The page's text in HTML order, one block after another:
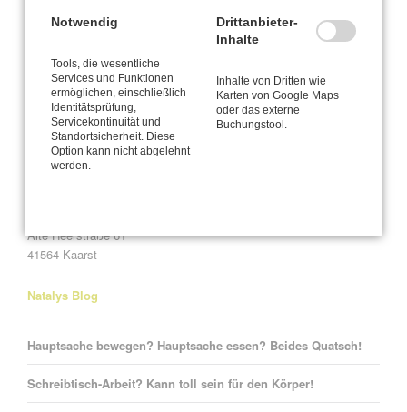
Büro und Postanschrift
CANTIENICA®-STUDIO Nataly Leufgen
Kaarst – Düsseldorf
Klausnerstraße 26
41564 Kaarst
Alte Heerstraße 61
41564 Kaarst
Natalys Blog
Hauptsache bewegen? Hauptsache essen? Beides Quatsch!
Schreibtisch-Arbeit? Kann toll sein für den Körper!
Notwendig
Tools, die wesentliche
Services und Funktionen
ermöglichen, einschließlich
Identitätsprüfung,
Servicekontinuität und
Standortsicherheit. Diese
Option kann nicht abgelehnt
werden.
Drittanbieter-
Inhalte
Inhalte von Dritten wie
Karten von Google Maps
oder das externe
Buchungstool.